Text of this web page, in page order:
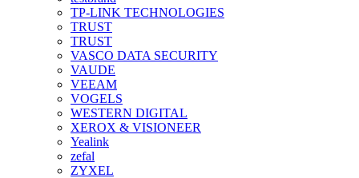
TP-LINK TECHNOLOGIES
TRUST
TRUST
VASCO DATA SECURITY
VAUDE
VEEAM
VOGELS
WESTERN DIGITAL
XEROX & VISIONEER
Yealink
zefal
ZYXEL